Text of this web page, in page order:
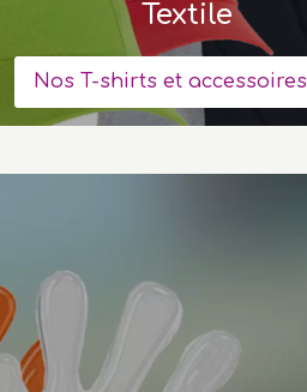
Textile
Nos T-shirts et accessoires